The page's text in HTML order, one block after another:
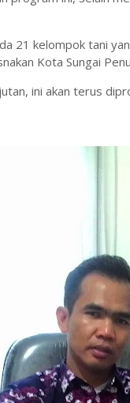
21 kelompok tani
Kota Sungai
ini akan terus